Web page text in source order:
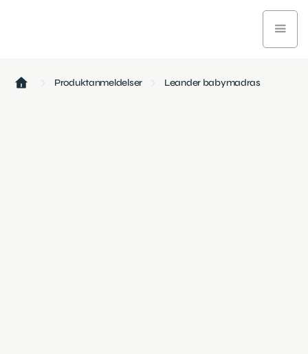
Produktanmeldelser Leander babymadras